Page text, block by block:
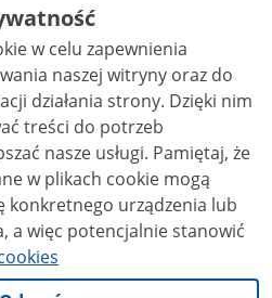
on this website is covered by a
Attribution 3.0 PLlicense, unless
w celu zapewnienia
naszej witryny oraz do
strony. Dzięki nim
treści do potrzeb
usługi. Pamiętaj, że
w plikach cookie mogą
konkretnego urządzenia lub
a więc potencjalnie stanowić